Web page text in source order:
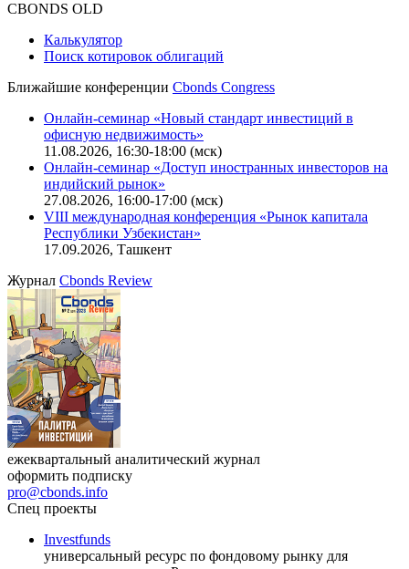
CBONDS OLD
Калькулятор
Поиск котировок облигаций
Ближайшие конференции Cbonds Congress
Онлайн-семинар «Новый стандарт инвестиций в
офисную недвижимость»
11.08.2026, 16:30-18:00 (мск)
Онлайн-семинар «Доступ иностранных инвесторов на
индийский рынок»
27.08.2026, 16:00-17:00 (мск)
VIII международная конференция «Рынок капитала
Республики Узбекистан»
17.09.2026, Ташкент
Журнал Cbonds Review
ежеквартальный аналитический журнал
оформить подписку
pro@cbonds.info
Спец проекты
Investfunds
универсальный ресурс по фондовому рынку для